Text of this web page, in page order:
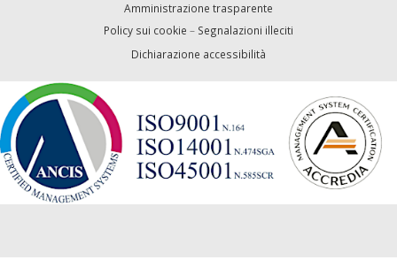
Amministrazione trasparente
Policy sui cookie – Segnalazioni illeciti
Dichiarazione accessibilità